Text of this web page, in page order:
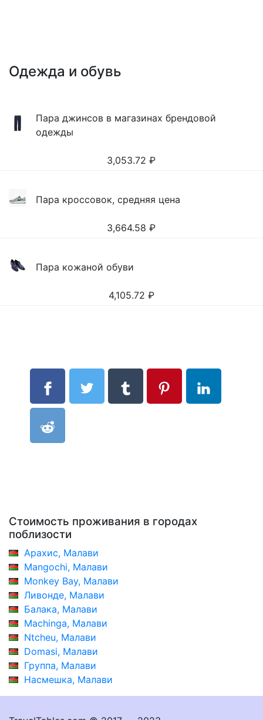
Одежда и обувь
Пара джинсов в магазинах брендовой
одежды
3,053.72 ₽
Пара кроссовок, средняя цена
3,664.58 ₽
Пара кожаной обуви
4,105.72 ₽
Стоимость проживания в городах
поблизости
Арахис, Малави
Mangochi, Малави
Monkey Bay, Малави
Ливонде, Малави
Балака, Малави
Machinga, Малави
Ntcheu, Малави
Domasi, Малави
Группа, Малави
Насмешка, Малави